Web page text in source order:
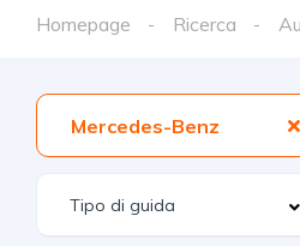
Homepage Ricerca
Mercedes-Benz